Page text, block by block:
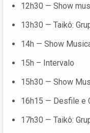
12h30 — Show
13h30 — Taikô:
14h — Show
15h – Intervalo
15h30 — Show
16h15 — Desfile e
17h30 — Taikô: